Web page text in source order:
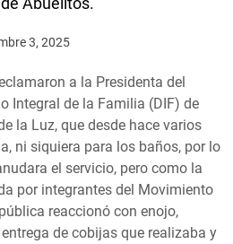
3, 2025
a la Presidenta del
Integral de la Familia (DIF) de
la Luz, que desde hace varios
ni siquiera para los baños, por lo
el servicio, pero como la
por integrantes del Movimiento
reaccionó con enojo,
de cobijas que realizaba y